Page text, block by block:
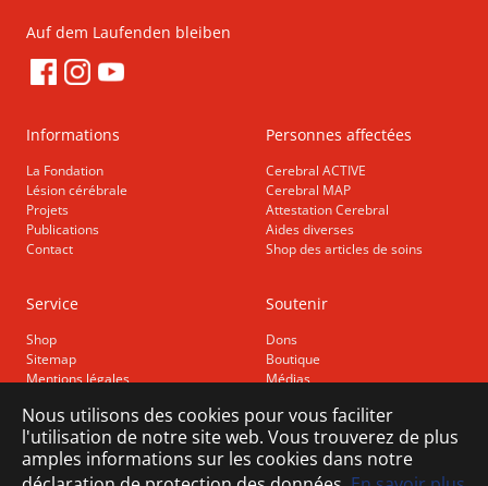
Nous utilisons des cookies pour vous faciliter
l'utilisation de notre site web. Vous trouverez de plus
amples informations sur les cookies dans notre
Auf dem Laufenden bleiben
Informations
La Fondation
Lésion cérébrale
Projets
Publications
Contact
Personnes affectées
Cerebral ACTIVE
Cerebral MAP
Attestation Cerebral
Aides diverses
Shop des articles de soins
Service
Shop
Sitemap
Mentions légales
Accessibilité
Soutenir
Dons
Boutique
Médias